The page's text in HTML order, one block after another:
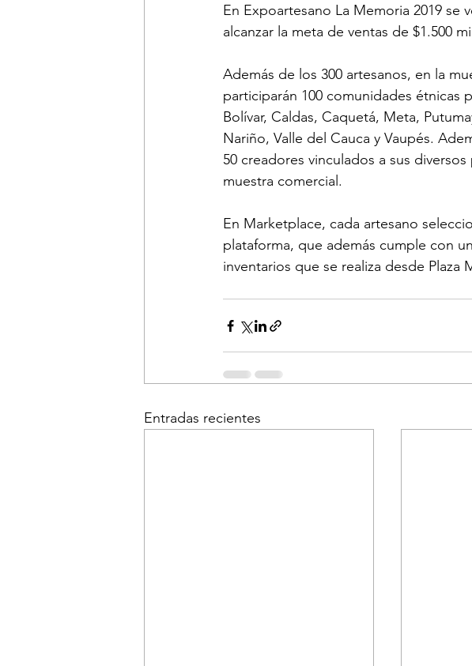
En Expoartesano La Memoria 2019 se
alcanzar la meta de ventas de $1.500
Además de los 300 artesanos, en la
participarán 100 comunidades étnicas
Bolívar, Caldas, Caquetá, Meta,
Nariño, Valle del Cauca y Vaupés.
50 creadores vinculados a sus
muestra comercial.
En Marketplace, cada artesano
plataforma, que además cumple con
inventarios que se realiza desde Plaza
Entradas recientes